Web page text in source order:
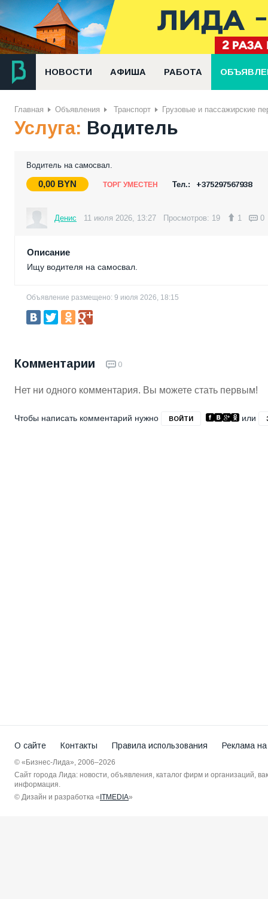
НОВОСТИ АФИША РАБОТА
Главная Объявления Транспорт Грузовые и пассажирские
Услуга: Водитель
Водитель на самосвал.
0,00 BYN ТОРГ УМЕСТЕН Тел.: +375297567938
Денис 11 июля 2026, 13:27 Просмотров: 19 1 0
Описание
Ищу водителя на самосвал.
Объявление размещено: 9 июля 2026, 18:15
Комментарии 0
Нет ни одного комментария. Вы можете стать первым!
Чтобы написать комментарий нужно ВОЙТИ или
О сайте Контакты Правила использования Реклама
© «Бизнес-Лида», 2006–2026
Сайт города Лида: новости, объявления, каталог фирм и организаций,
информация.
© Дизайн и разработка « ITMEDIA»